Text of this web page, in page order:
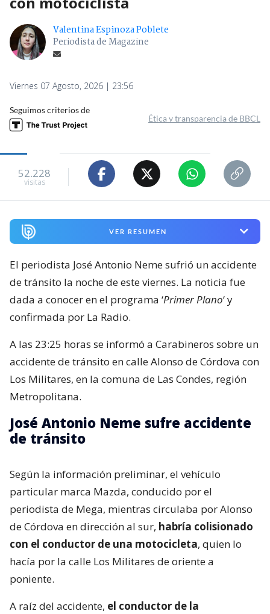
Valentina Espinoza Poblete
Periodista de Magazine
Viernes 07 Agosto, 2026 | 23:56
Seguimos criterios de
Ética y transparencia de BBCL
52.228
visitas
VER RESUMEN
El periodista José Antonio Neme sufrió un accidente
de tránsito la noche de este viernes. La noticia fue
dada a conocer en el programa ‘Primer Plano‘ y
confirmada por La Radio.
A las 23:25 horas se informó a Carabineros sobre un
accidente de tránsito en calle Alonso de Córdova con
Los Militares, en la comuna de Las Condes, región
Metropolitana.
José Antonio Neme sufre accidente
de tránsito
Según la información preliminar, el vehículo
particular marca Mazda, conducido por el
periodista de Mega, mientras circulaba por Alonso
de Córdova en dirección al sur, habría colisionado
con el conductor de una motocicleta, quien lo
hacía por la calle Los Militares de oriente a
poniente.
A raíz del accidente, el conductor de la